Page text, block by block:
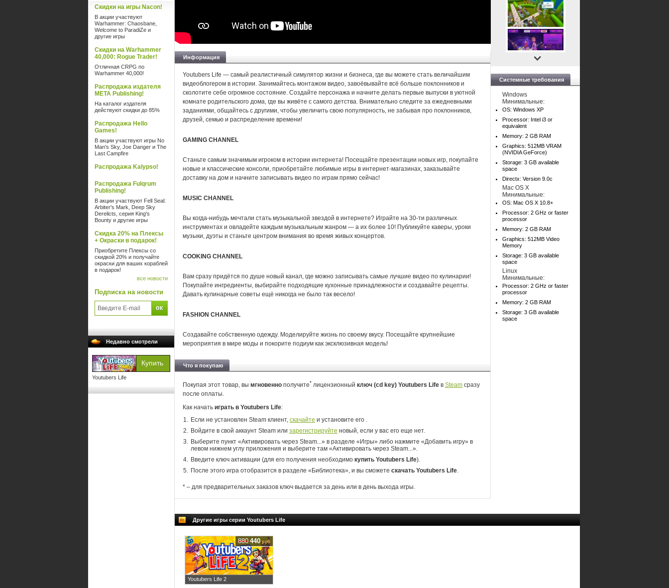
Скидки на игры Nacon!
В акции участвуют
Warhammer: Chaosbane,
Welcome to ParadiZe и
другие игры
Скидки на Warhammer
40,000: Rogue Trader!
Отличная CRPG по
Warhammer 40,000!
Распродажа издателя
META Publishing!
На каталог издателя
действуют скидки до 85%
Распродажа Hello
Games!
В акции участвуют игры No
Man's Sky, Joe Danger и The
Last Campfire
Распродажа Kalypso!
Распродажа Fulqrum
Publishing!
В акции участвуют Fell Seal:
Arbiter's Mark, Deep Sky
Derelicts, серия King's
Bounty и другие игры
Скидка 20% на Плексы
+ Окраски в подарок!
Приобретите Плексы со
скидкой 20% и получайте
окраски для ваших кораблей
в подарок!
все новости
Подписка на новости
Недавно смотрели
Youtubers Life
Информация
Youtubers Life — самый реалистичный симулятор жизни и бизнеса, где вы можете стать величайшим
видеоблогером в истории. Занимайтесь монтажом видео, завоёвывайте всё больше поклонников и
сколотите себе огромное состояние. Создайте персонажа и начните делать первые выпуски в уютной
комнате родительского дома, где вы живёте с самого детства. Внимательно следите за ежедневными
заданиями, общайтесь с другими, чтобы увеличить свою популярность, не забывая про поклонников,
друзей, семью и распределение времени!
GAMING CHANNEL
Станьте самым значимым игроком в истории интернета! Посещайте презентации новых игр, покупайте
новые и классические консоли, приобретайте любимые игры в интернет-магазинах, заказывайте
доставку на дом и начните записывать видео по играм прямо сейчас!
MUSIC CHANNEL
Вы когда-нибудь мечтали стать музыкальной звездой в интернете? Играйте на 30-ти различных
инструментах и овладейте каждым музыкальным жанром — а их более 10! Публикуйте каверы, уроки
музыки, дуэты и станьте центром внимания во время живых концертов.
COOKING CHANNEL
Вам сразу придётся по душе новый канал, где можно записывать самые лучшие видео по кулинарии!
Покупайте ингредиенты, выбирайте подходящие кухонные принадлежности и создавайте рецепты.
Давать кулинарные советы ещё никогда не было так весело!
FASHION CHANNEL
Создавайте собственную одежду. Моделируйте жизнь по своему вкусу. Посещайте крупнейшие
мероприятия в мире моды и покорите подиум как эксклюзивная модель!
Что я покупаю
Покупая этот товар, вы мгновенно получите* лицензионный ключ (cd key) Youtubers Life в Steam сразу
после оплаты.
Как начать играть в Youtubers Life:
Если не установлен Steam клиент, скачайте и установите его .
Войдите в свой аккаунт Steam или зарегистрируйте новый, если у вас его еще нет.
Выберите пункт «Активировать через Steam...» в разделе «Игры» либо нажмите «Добавить игру» в
левом нижнем углу приложения и выберите там «Активировать через Steam...».
Введите ключ активации (для его получения необходимо купить Youtubers Life).
После этого игра отобразится в разделе «Библиотека», и вы сможете скачать Youtubers Life.
* – для предварительных заказов ключ выдается за день или в день выхода игры.
Системные требования
Windows
Минимальные:
OS: Windows XP
Processor: Intel i3 or
equivalent
Memory: 2 GB RAM
Graphics: 512MB VRAM
(NVIDIA GeForce)
Storage: 3 GB available
space
Directx: Version 9.0c
Mac OS X
Минимальные:
OS: Mac OS X 10.8+
Processor: 2 GHz or faster
processor
Memory: 2 GB RAM
Graphics: 512MB Video
Memory
Storage: 3 GB available
space
Linux
Минимальные:
Processor: 2 GHz or faster
processor
Memory: 2 GB RAM
Storage: 3 GB available
space
Другие игры серии Youtubers Life
Youtubers Life 2
880 440руб